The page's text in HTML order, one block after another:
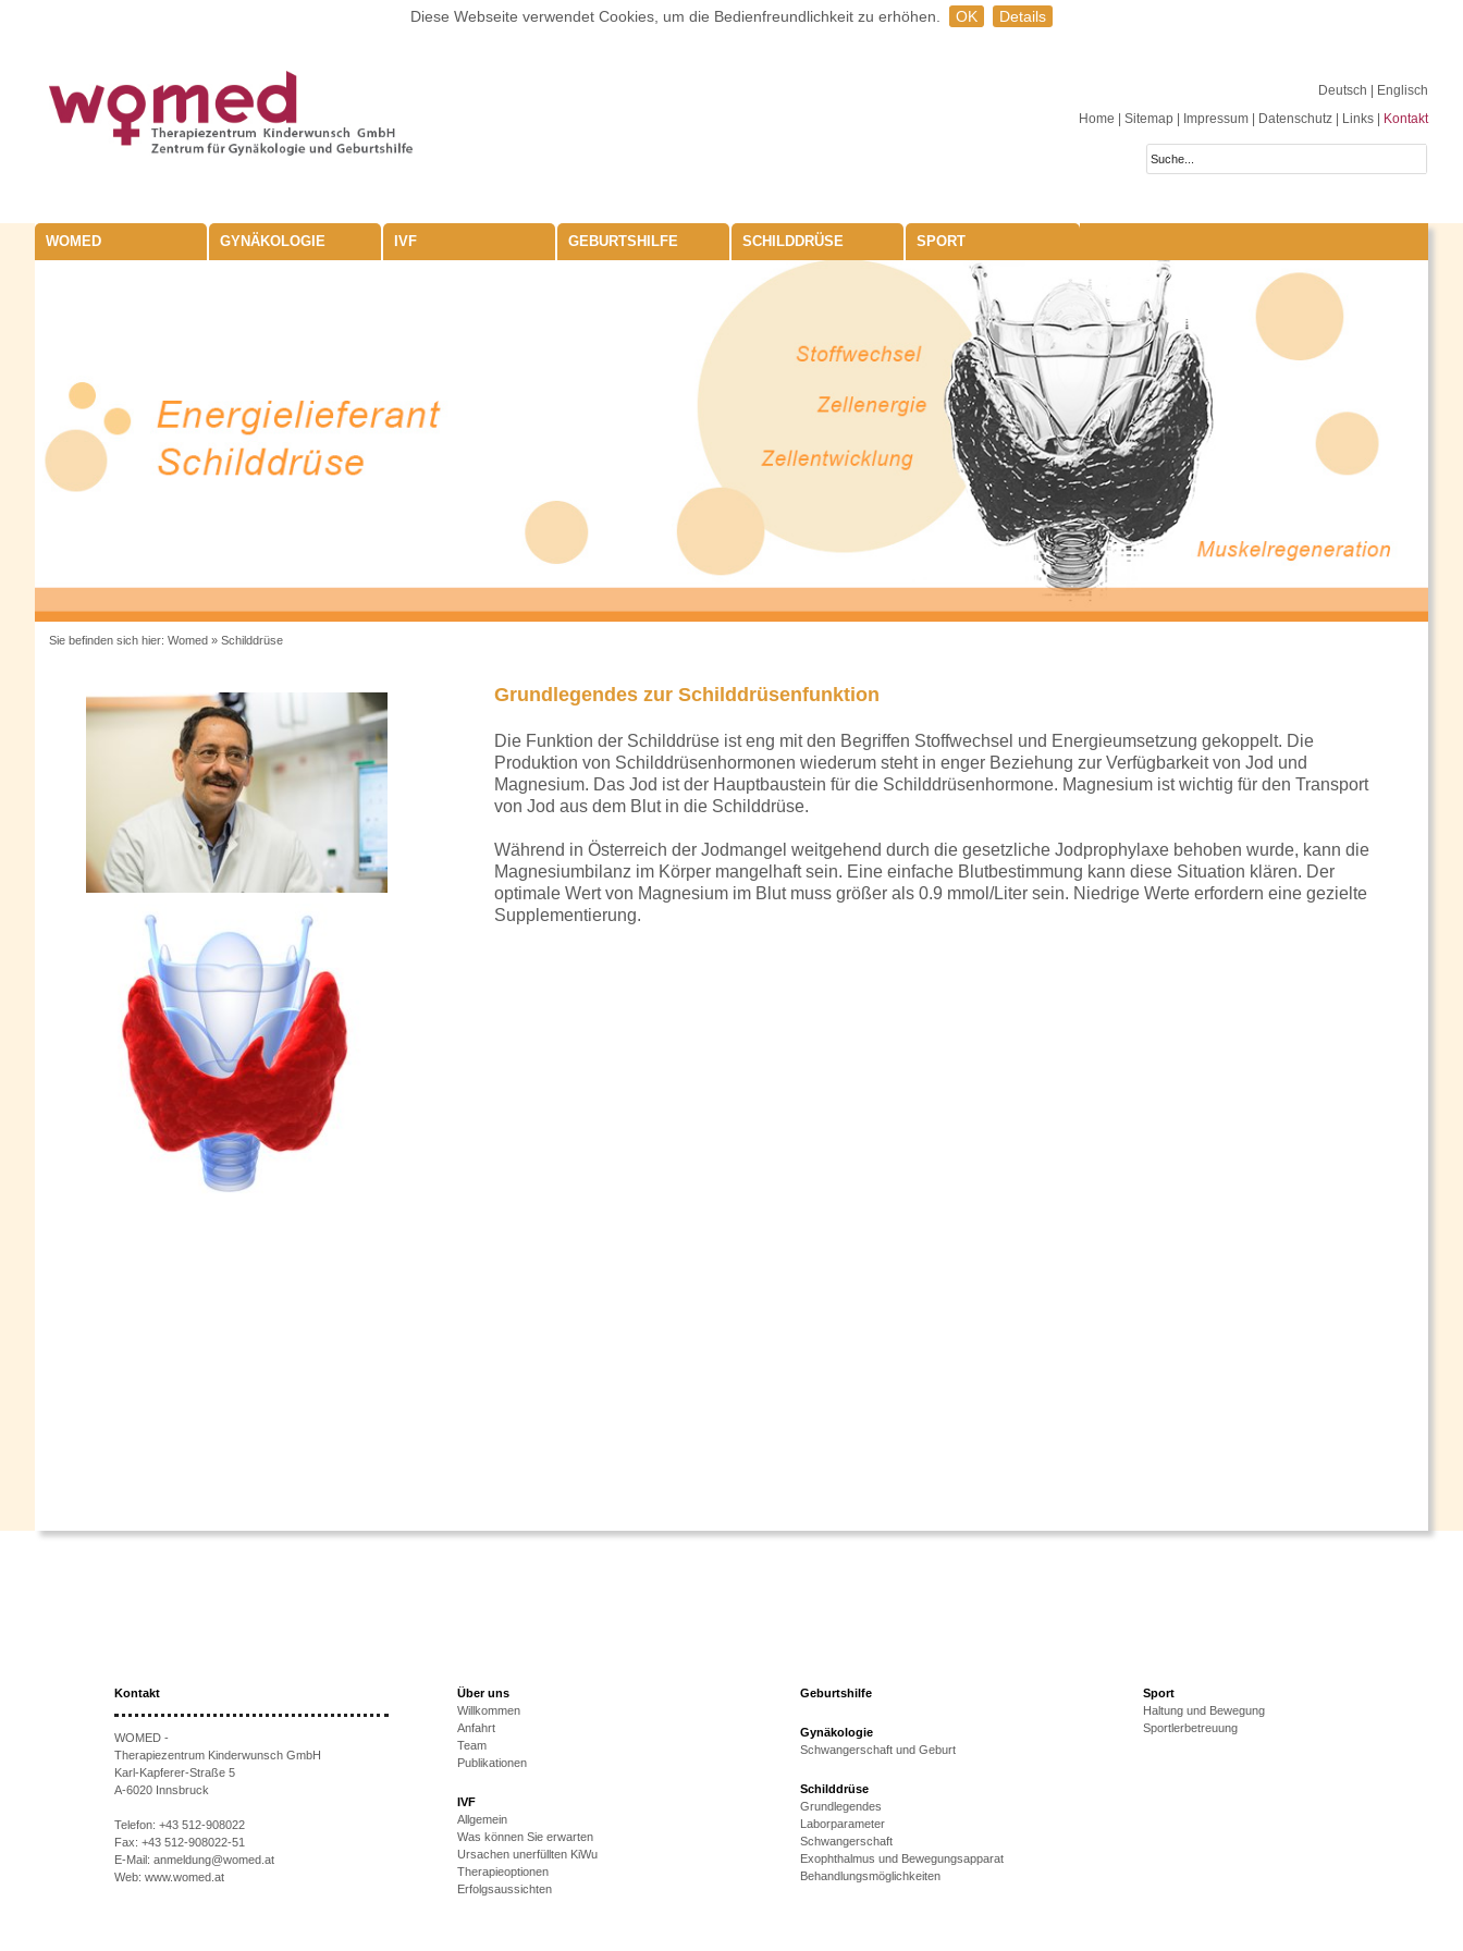
Diese Webseite verwendet Cookies, um die Bedienfreundlichkeit zu erhöhen. OK Details
Deutsch
| Englisch
Home
Sitemap Impressum Datenschutz Links Kontakt
WOMED GYNÄKOLOGIE IVF GEBURTSHILFE SCHILDDRÜSE SPORT
Sie befinden sich hier: Womed» Schilddrüse
Grundlegendes zur Schilddrüsenfunktion
Die Funktion der Schilddrüse ist eng mit den Begriffen Stoffwechsel und Energieumsetzung gekoppelt. Die
Produktion von Schilddrüsenhormonen wiederum steht in enger Beziehung zur Verfügbarkeit von Jod und
Magnesium. Das Jod ist der Hauptbaustein für die Schilddrüsenhormone. Magnesium ist wichtig für den Transport
von Jod aus dem Blut in die Schilddrüse.
Während in Österreich der Jodmangel weitgehend durch die gesetzliche Jodprophylaxe behoben wurde, kann die
Magnesiumbilanz im Körper mangelhaft sein. Eine einfache Blutbestimmung kann diese Situation klären. Der
optimale Wert von Magnesium im Blut muss größer als 0.9 mmol/Liter sein. Niedrige Werte erfordern eine gezielte
Supplementierung.
Kontakt
WOMED -
Therapiezentrum Kinderwunsch GmbH
Karl-Kapferer-Straße 5
A-6020 Innsbruck
Telefon: +43 512-908022
Fax: +43 512-908022-51
E-Mail: anmeldung@womed.at
Web: www.womed.at
Über uns
Willkommen
Anfahrt
Team
Publikationen
IVF
Allgemein
Was können Sie erwarten
Ursachen unerfüllten KiWu
Therapieoptionen
Erfolgsaussichten
Geburtshilfe
Gynäkologie
Schwangerschaft und Geburt
Schilddrüse
Grundlegendes
Laborparameter
Schwangerschaft
Exophthalmus und Bewegungsapparat
Behandlungsmöglichkeiten
Sport
Haltung und Bewegung
Sportlerbetreuung